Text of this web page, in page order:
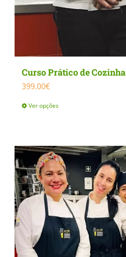
Curso Prático de Cozinha
399.00€
Ver opções
has
multiple
variants.
The
options
may
be